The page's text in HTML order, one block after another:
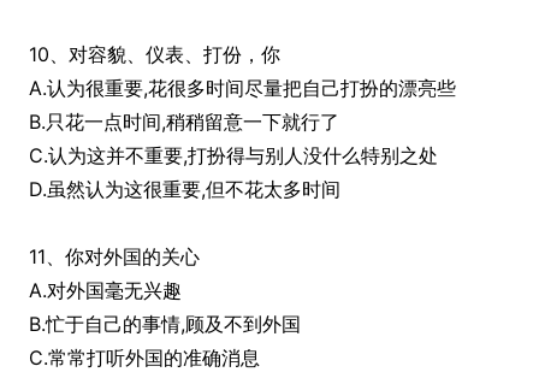
10、对容貌、仪表、打份，你
A.认为很重要,花很多时间尽量把自己打扮的漂亮些
B.只花一点时间,稍稍留意一下就行了
C.认为这并不重要,打扮得与别人没什么特别之处
D.虽然认为这很重要,但不花太多时间
11、你对外国的关心
A.对外国毫无兴趣
B.忙于自己的事情,顾及不到外国
C.常常打听外国的准确消息